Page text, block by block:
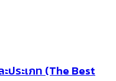
ประเภท (The Best